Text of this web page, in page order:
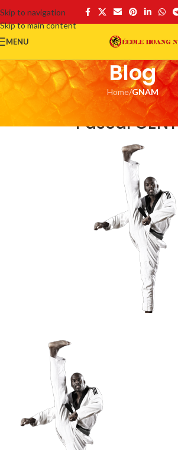
Skip to navigation
Skip to main content
MENU
Blog
Home/GNAM
GNAM
Pascal